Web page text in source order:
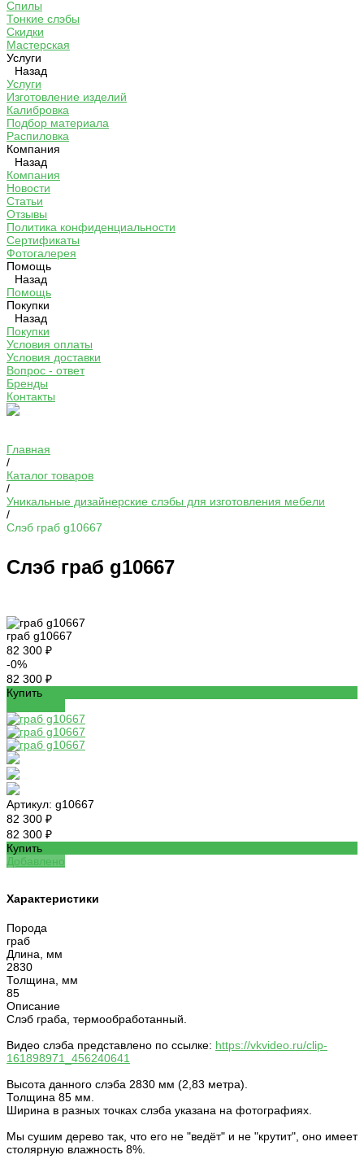
Спилы
Тонкие слэбы
Скидки
Мастерская
Услуги
Назад
Услуги
Изготовление изделий
Калибровка
Подбор материала
Распиловка
Компания
Назад
Компания
Новости
Статьи
Отзывы
Политика конфиденциальности
Сертификаты
Фотогалерея
Помощь
Назад
Помощь
Покупки
Назад
Покупки
Условия оплаты
Условия доставки
Вопрос - ответ
Бренды
Контакты
Главная
/
Каталог товаров
/
Уникальные дизайнерские слэбы для изготовления мебели
/
Слэб граб g10667
Слэб граб g10667
граб g10667
82 300 ₽
-0%
82 300 ₽
Купить
Артикул: g10667
82 300 ₽
82 300 ₽
Купить
Добавлено
Характеристики
Порода
граб
Длина, мм
2830
Толщина, мм
85
Описание
Слэб граба, термообработанный.
Видео слэба представлено по ссылке: https://vkvideo.ru/clip-
161898971_456240641
Высота данного слэба 2830 мм (2,83 метра).
Толщина 85 мм.
Ширина в разных точках слэба указана на фотографиях.
Мы сушим дерево так, что его не "ведёт" и не "крутит", оно имеет
столярную влажность 8%.